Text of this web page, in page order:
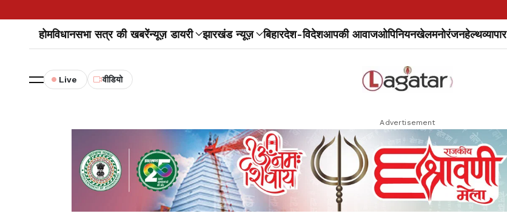
होमविधानसभा सत्र की खबरेंन्यूज़ डायरी झारखंड न्यूज़ बिहारदेश-विदेशआपकी आवाजओपिनियनखेलमनोरंजनहेल्थव्यापार
Live वीडियो
Advertisement